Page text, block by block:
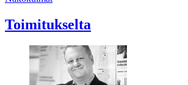
Toimitukselta